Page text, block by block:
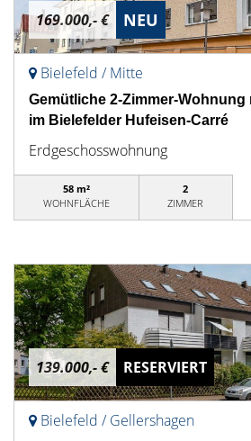
169.000,- € NEU
Bielefeld / Mitte
Gemütliche 2-Zimmer-Wohnung
im Bielefelder Hufeisen-Carré
Erdgeschosswohnung
58 m²
WOHNFLÄCHE
2
ZIMMER
139.000,- € RESERVIERT
Bielefeld / Gellershagen